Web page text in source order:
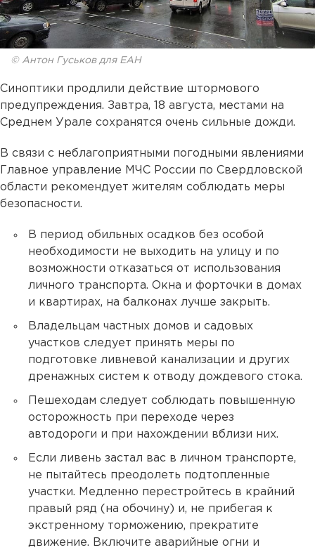
© Антон Гуськов для ЕАН
Синоптики продлили действие штормового
предупреждения. Завтра, 18 августа, местами на
Среднем Урале сохранятся очень сильные дожди.
В связи с неблагоприятными погодными явлениями
Главное управление МЧС России по Свердловской
области рекомендует жителям соблюдать меры
безопасности.
В период обильных осадков без особой
необходимости не выходить на улицу и по
возможности отказаться от использования
личного транспорта. Окна и форточки в домах
и квартирах, на балконах лучше закрыть.
Владельцам частных домов и садовых
участков следует принять меры по
подготовке ливневой канализации и других
дренажных систем к отводу дождевого стока.
Пешеходам следует соблюдать повышенную
осторожность при переходе через
автодороги и при нахождении вблизи них.
Если ливень застал вас в личном транспорте,
не пытайтесь преодолеть подтопленные
участки. Медленно перестройтесь в крайний
правый ряд (на обочину) и, не прибегая к
экстренному торможению, прекратите
движение. Включите аварийные огни и